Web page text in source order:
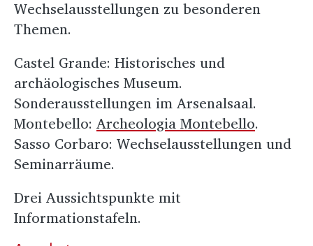
Wechselausstellungen zu besonderen
Themen.
Castel Grande: Historisches und
archäologisches Museum.
Sonderausstellungen im Arsenalsaal.
Montebello: Archeologia Montebello.
Sasso Corbaro: Wechselausstellungen und
Seminarräume.
Drei Aussichtspunkte mit
Informationstafeln.